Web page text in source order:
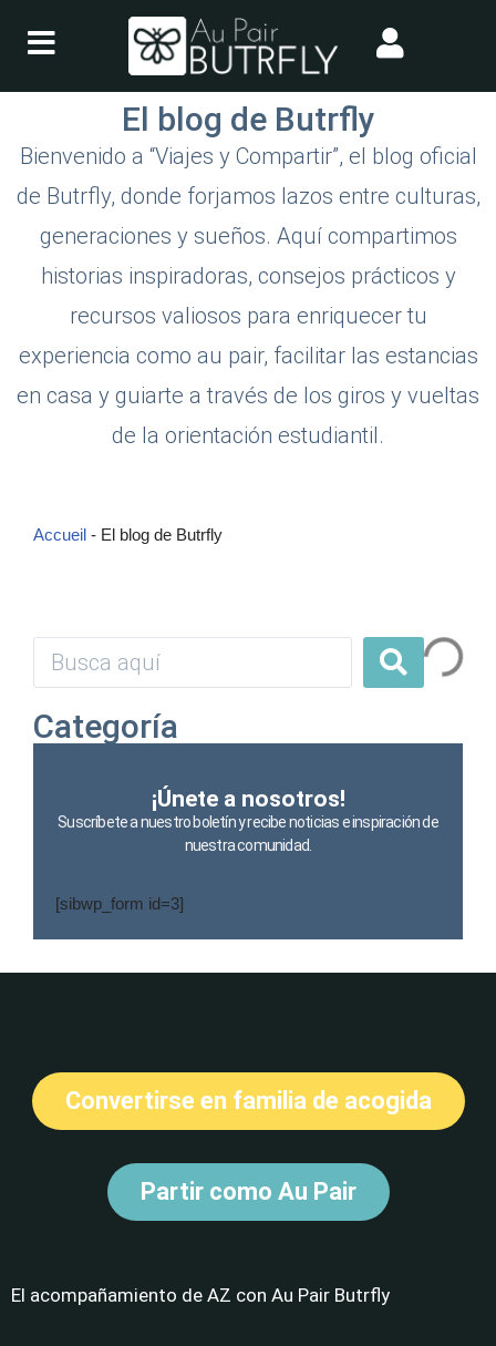
Saltar
El blog de Butrfly
Bienvenido a “Viajes y Compartir”, el blog oficial
de Butrfly, donde forjamos lazos entre culturas,
generaciones y sueños. Aquí compartimos
historias inspiradoras, consejos prácticos y
recursos valiosos para enriquecer tu
experiencia como au pair, facilitar las estancias
en casa y guiarte a través de los giros y vueltas
de la orientación estudiantil.
Accueil - El blog de Butrfly
Categoría
¡Únete a nosotros!
Suscríbete a nuestro boletín y recibe noticias e inspiración de
nuestra comunidad.
[sibwp_form id=3]
Convertirse en familia de acogida
Partir como Au Pair
El acompañamiento de AZ con Au Pair Butrfly